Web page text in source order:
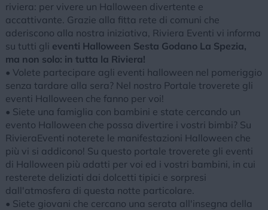
riviera: per vivere un Halloween divertente e
accattivante. Grazie alla fitta rete di comuni che
aderiscono alla nostra iniziativa, Riviera Eventi vi informa
su tutti gli eventi Halloween Sesta Godano La Spezia,
ma non solo: in tutta la Riviera!
• Volete partecipare agli eventi halloween nel pomeriggio
senza tardare alla sera? Nel nostro Portale troverete gli
eventi Halloween che fanno per voi!
• Siete una famiglia con bambini e state cercando un
evento Halloween che possa divertire i vostri bimbi? Su
RivieraEventi noterete le manifestazioni Halloween che
più vi si addicono! Su questo portale troverete gli eventi
di Halloween più adatti per voi ed i vostri bambini, in cui
resterete deliziati dai dolcetti tipici e sorpresi
dall'atmosfera di questa notte particolare.
• Siete giovani che cercano una serata all'insegna della